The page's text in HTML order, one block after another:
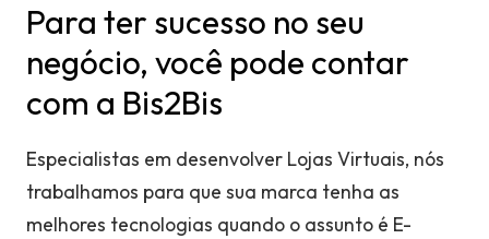
Para ter sucesso no seu
negócio, você pode contar
com a Bis2Bis
Especialistas em desenvolver Lojas Virtuais, nós
trabalhamos para que sua marca tenha as
melhores tecnologias quando o assunto é E-